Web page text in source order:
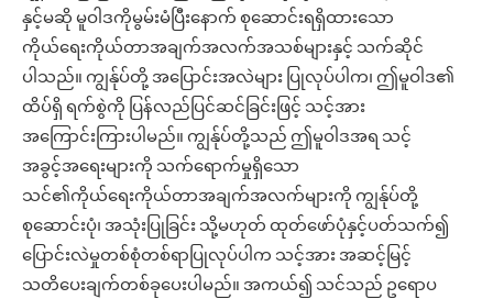
နှင့်မဆို မူဝါဒကိုမွမ်းမံပြီးနောက် စုဆောင်းရရှိထားသော
ကိုယ်ရေးကိုယ်တာအချက်အလက်အသစ်များနှင့် သက်ဆိုင်
ပါသည်။ ကျွန်ုပ်တို့ အပြောင်းအလဲများ ပြုလုပ်ပါက၊ ဤမူဝါဒ၏
ထိပ်ရှိ ရက်စွဲကို ပြန်လည်ပြင်ဆင်ခြင်းဖြင့် သင့်အား
အကြောင်းကြားပါမည်။ ကျွန်ုပ်တို့သည် ဤမူဝါဒအရ သင့်
အခွင့်အရေးများကို သက်ရောက်မှုရှိသော
သင်၏ကိုယ်ရေးကိုယ်တာအချက်အလက်များကို ကျွန်ုပ်တို့
စုဆောင်းပုံ၊ အသုံးပြုခြင်း သို့မဟုတ် ထုတ်ဖော်ပုံနှင့်ပတ်သက်၍
ပြောင်းလဲမှုတစ်စုံတစ်ရာပြုလုပ်ပါက သင့်အား အဆင့်မြင့်
သတိပေးချက်တစ်ခုပေးပါမည်။ အကယ်၍ သင်သည် ဥရောပ